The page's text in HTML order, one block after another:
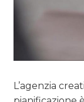
L’agenzia